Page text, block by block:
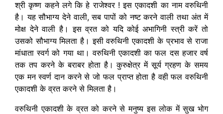
श्री कृष्ण कहने लगे कि हे राजेश्वर ! इस एकादशी का नाम वरुथिनी
है। यह सौभाग्य देने वाली, सब पापों को नष्ट करने वाली तथा अंत में
मोक्ष देने वाली है। इस व्रत को यदि कोई अभागिनी स्त्री करें तो
उसको सौभाग्य मिलता है। इसी वरुथिनी एकादशी के प्रभाव से राजा
मांधाता स्वर्ग को गया था। वरुथिनी एकादशी का फल दस हजार वर्ष
तक तप करने के बराबर होता है। कुरुक्षेत्र में सूर्य ग्रहण के समय
एक मन स्वर्ण दान करने से जो फल प्राप्त होता है वही फल वरुथिनी
एकादशी के व्रत करने से मिलता है।
वरुथिनी एकादशी के व्रत को करने से मनुष्य इस लोक में सुख भोग